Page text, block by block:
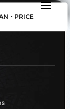
･ PRICE